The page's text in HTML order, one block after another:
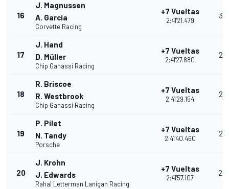
16
J. Magnussen
A. Garcia
Corvette Racing
+7 Vueltas
2:41'21.479
30
17
J. Hand
D. Müller
Chip Ganassi Racing
+7 Vueltas
2:41'27.880
28
18
R. Briscoe
R. Westbrook
Chip Ganassi Racing
+7 Vueltas
2:41'29.154
26
19
P. Pilet
N. Tandy
Porsche
+7 Vueltas
2:41'40.460
25
20
J. Krohn
J. Edwards
Rahal Letterman Lanigan Racing
+7 Vueltas
2:41'57.107
24